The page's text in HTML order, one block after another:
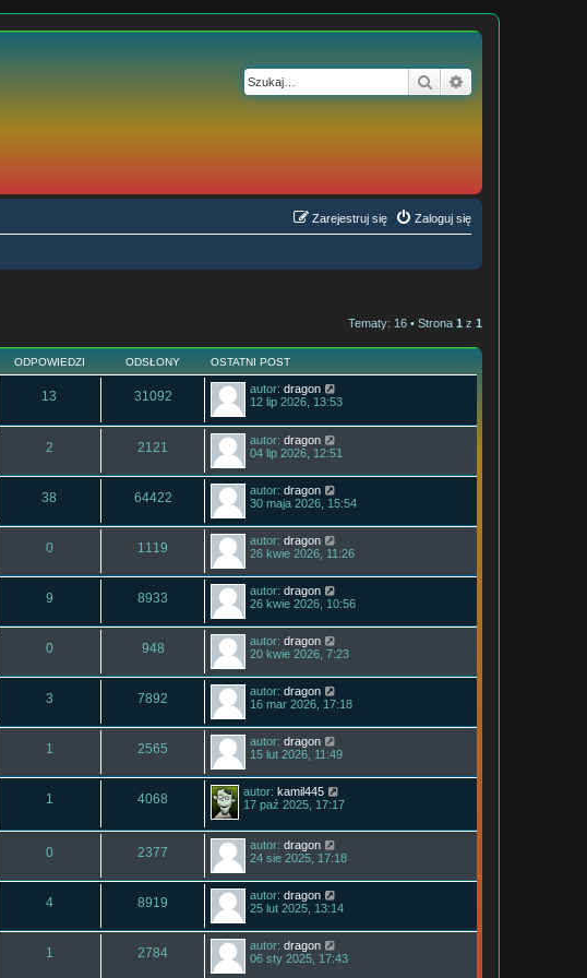
Szukaj
Zaloguj się
Zarejestruj się
Tematy: 16 • Strona 1 z 1
ODPOWIEDZI ODSŁONY OSTATNI POST
13 31092 autor: dragon
12 lip 2026, 13:53
2 2121 autor: dragon
04 lip 2026, 12:51
38 64422 autor: dragon
30 maja 2026, 15:54
0 1119 autor: dragon
26 kwie 2026, 11:26
9 8933 autor: dragon
26 kwie 2026, 10:56
0 948 autor: dragon
20 kwie 2026, 7:23
3 7892 autor: dragon
16 mar 2026, 17:18
1 2565 autor: dragon
15 lut 2026, 11:49
1 4068 autor: kamil445
17 paź 2025, 17:17
0 2377 autor: dragon
24 sie 2025, 17:18
4 8919 autor: dragon
25 lut 2025, 13:14
1 2784 autor: dragon
06 sty 2025, 17:43